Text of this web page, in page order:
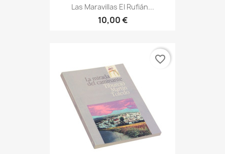
Las Maravillas El Rufián...
10,00 €
favorite_border